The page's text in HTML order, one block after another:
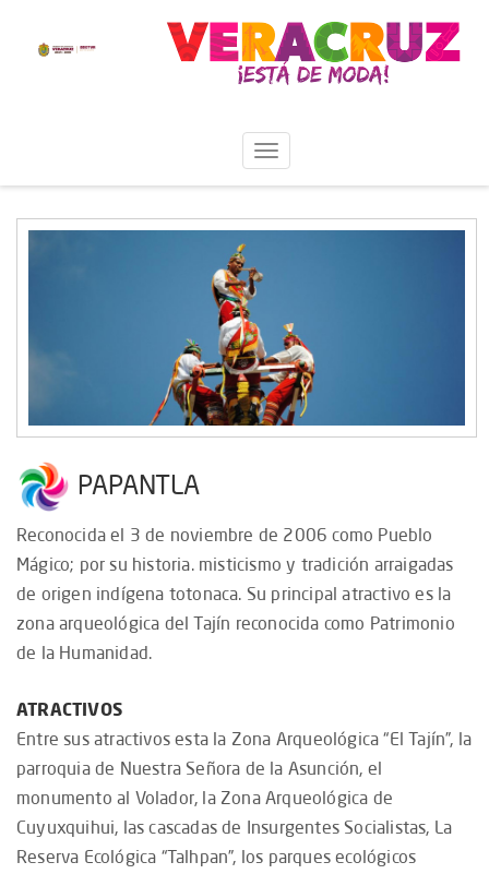
PAPANTLA
Reconocida el 3 de noviembre de 2006 como Pueblo
Mágico; por su historia. misticismo y tradición arraigadas
de origen indígena totonaca. Su principal atractivo es la
zona arqueológica del Tajín reconocida como Patrimonio
de la Humanidad.
ATRACTIVOS
Entre sus atractivos esta la Zona Arqueológica “El Tajín”, la
parroquia de Nuestra Señora de la Asunción, el
monumento al Volador, la Zona Arqueológica de
Cuyuxquihui, las cascadas de Insurgentes Socialistas, La
Reserva Ecológica “Talhpan”, los parques ecológicos